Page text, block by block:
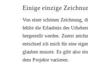
Einige einzige
Von einer schönen Zeichnung,
fehlte die Erlaubnis des
hergestellt werden. Zuerst
entschied ich mich für eine
glauben musste. Es gibt also
dem Projekte variieren.